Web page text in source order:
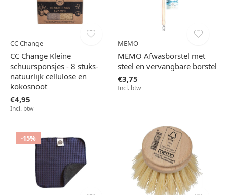
CC Change
CC Change Kleine
schuursponsjes - 8 stuks-
natuurlijk cellulose en
kokosnoot
€4,95
Incl. btw
MEMO
MEMO Afwasborstel met
steel en vervangbare borstel
€3,75
Incl. btw
-15%